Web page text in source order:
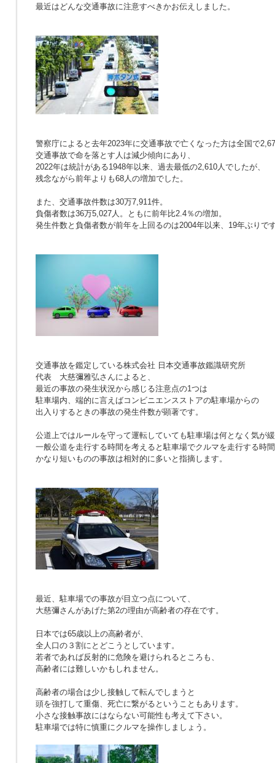
最近はどんな交通事故に注意すべきかお伝えしました。
警察庁によると去年2023年に交通事故で亡くなった方は全国で
交通事故で命を落とす人は減少傾向にあり、
2022年は統計がある1948年以来、過去最低の2,610人でしたが、
残念ながら前年よりも68人の増加でした。
また、交通事故件数は30万7,911件。
負傷者数は36万5,027人。ともに前年比2.4％の増加。
発生件数と負傷者数が前年を上回るのは2004年以来、19年ぶりで
交通事故を鑑定している株式会社 日本交通事故鑑識研究所
代表 大慈彌雅弘さんによると、
最近の事故の発生状況から感じる注意点の1つは
駐車場内、端的に言えばコンビニエンスストアの駐車場からの
出入りするときの事故の発生件数が顕著です。
公道上ではルールを守って運転していても駐車場は何となく気が
一般公道を走行する時間を考えると駐車場でクルマを走行する時
かなり短いものの事故は相対的に多いと指摘します。
最近、駐車場での事故が目立つ点について、
大慈彌さんがあげた第2の理由が高齢者の存在です。
日本では65歳以上の高齢者が、
全人口の３割にとどこうとしています。
若者であれば反射的に危険を避けられるところも、
高齢者には難しいかもしれません。
高齢者の場合は少し接触して転んでしまうと
頭を強打して重傷、死亡に繋がるということもあります。
小さな接触事故にはならない可能性も考えて下さい。
駐車場では特に慎重にクルマを操作しましょう。